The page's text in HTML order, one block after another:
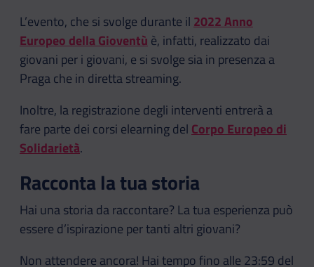
L’evento, che si svolge durante il 2022 Anno
Europeo della Gioventù è, infatti, realizzato dai
giovani per i giovani, e si svolge sia in presenza a
Praga che in diretta streaming.
Inoltre, la registrazione degli interventi entrerà a
fare parte dei corsi elearning del Corpo Europeo di
Solidarietà.
Racconta la tua storia
Hai una storia da raccontare? La tua esperienza può
essere d’ispirazione per tanti altri giovani?
Non attendere ancora! Hai tempo fino alle 23:59 del